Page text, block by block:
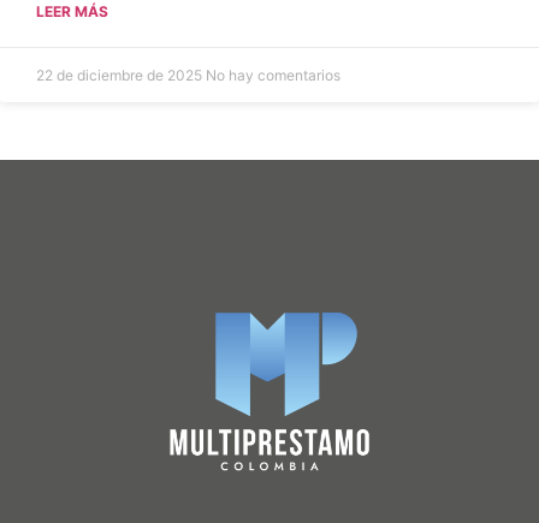
LEER MÁS
22 de diciembre de 2025 No hay comentarios